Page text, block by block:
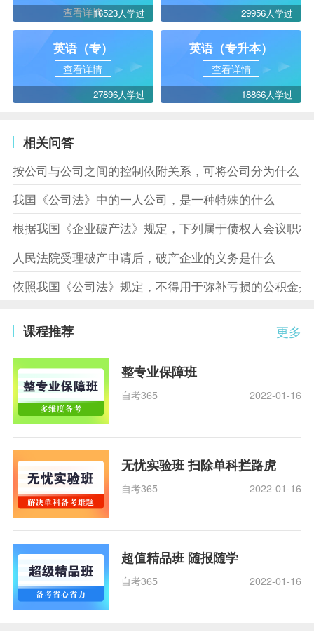
查看详情16523人学过 29956人学过
英语（专）
查看详情
27896人学过
英语（专升本）
查看详情
18866人学过
相关问答
按公司与公司之间的控制依附关系，可将公司分为什么
我国《公司法》中的一人公司，是一种特殊的什么
根据我国《企业破产法》规定，下列属于债权人会议职
人民法院受理破产申请后，破产企业的义务是什么
依照我国《公司法》规定，不得用于弥补亏损的公积金是
更多
课程推荐
整专业保障班
自考365 2022-01-16
无忧实验班 扫除单科拦路虎
自考365 2022-01-16
超值精品班 随报随学
自考365 2022-01-16